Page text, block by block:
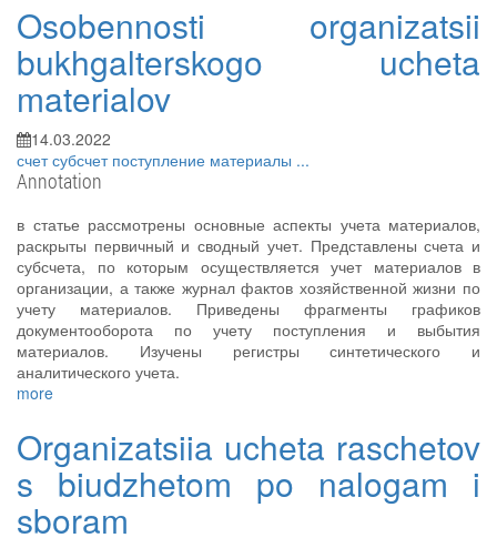
Osobennosti organizatsii
bukhgalterskogo ucheta
materialov
14.03.2022
счетсубсчет поступление материалы ...
Annotation
в статье рассмотрены основные аспекты учета материалов,
раскрыты первичный и сводный учет. Представлены счета и
субсчета, по которым осуществляется учет материалов в
организации, а также журнал фактов хозяйственной жизни по
учету материалов. Приведены фрагменты графиков
документооборота по учету поступления и выбытия
материалов. Изучены регистры синтетического и
аналитического учета.
more
Organizatsiia ucheta raschetov
s biudzhetom po nalogam i
sboram